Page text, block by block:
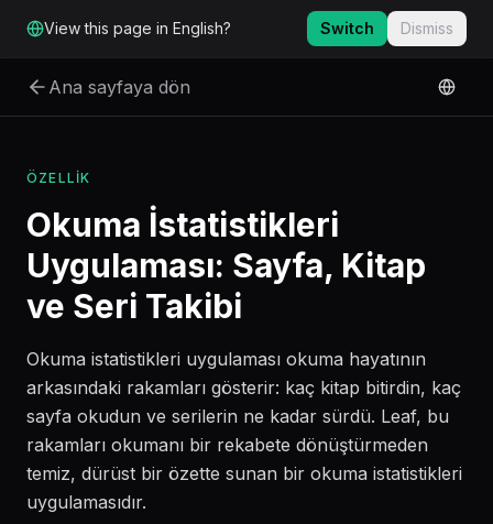
View this page in English? Switch Dismiss
Ana sayfaya dön
ÖZELLIK
Okuma İstatistikleri
Uygulaması: Sayfa, Kitap
ve Seri Takibi
Okuma istatistikleri uygulaması okuma hayatının
arkasındaki rakamları gösterir: kaç kitap bitirdin, kaç
sayfa okudun ve serilerin ne kadar sürdü. Leaf, bu
rakamları okumanı bir rekabete dönüştürmeden
temiz, dürüst bir özette sunan bir okuma istatistikleri
uygulamasıdır.